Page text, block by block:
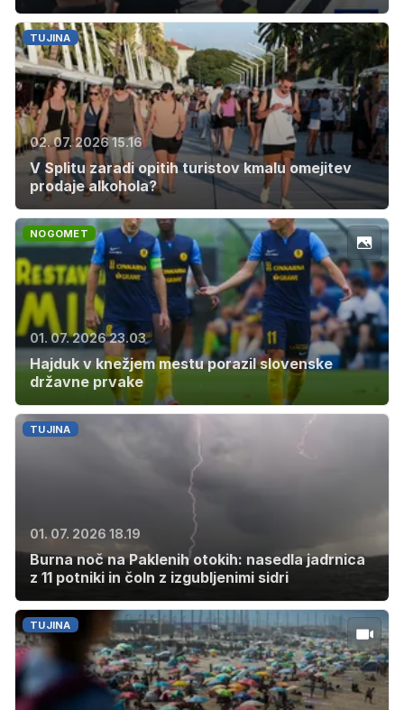
TUJINA
02. 07. 2026 15.16
V Splitu zaradi opitih turistov kmalu omejitev
prodaje alkohola?
NOGOMET
01. 07. 2026 23.03
Hajduk v knežjem mestu porazil slovenske
državne prvake
TUJINA
01. 07. 2026 18.19
Burna noč na Paklenih otokih: nasedla jadrnica
z 11 potniki in čoln z izgubljenimi sidri
TUJINA